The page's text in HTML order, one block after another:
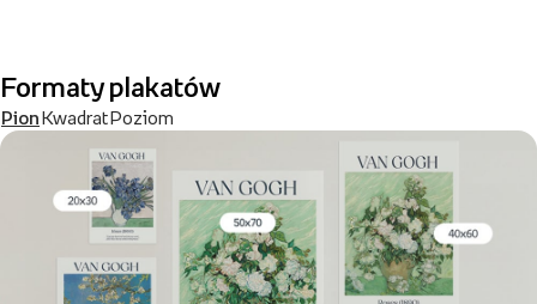
Formaty plakatów
PionKwadratPoziom